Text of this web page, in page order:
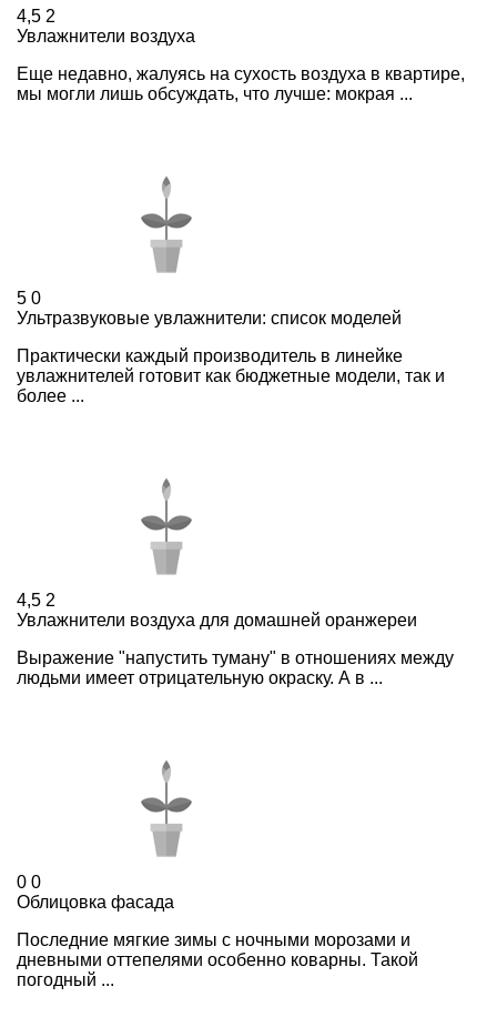
4,5 2
Увлажнители воздуха
Еще недавно, жалуясь на сухость воздуха в квартире,
мы могли лишь обсуждать, что лучше: мокрая ...
5 0
Ультразвуковые увлажнители: список моделей
Практически каждый производитель в линейке
увлажнителей готовит как бюджетные модели, так и
более ...
4,5 2
Увлажнители воздуха для домашней оранжереи
Выражение "напустить туману" в отношениях между
людьми имеет отрицательную окраску. А в ...
0 0
Облицовка фасада
Последние мягкие зимы с ночными морозами и
дневными оттепелями особенно коварны. Такой
погодный ...